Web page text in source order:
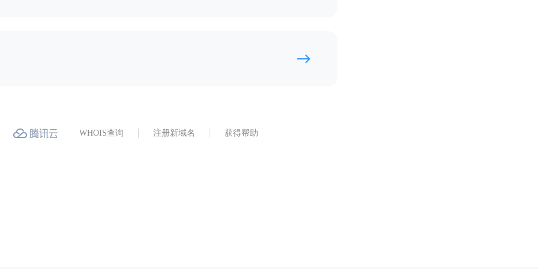
WHOIS查询 注册新域名 获得帮助